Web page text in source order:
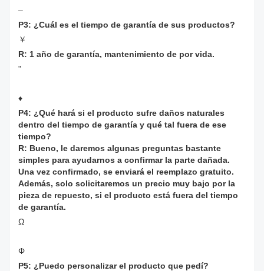
–
P3: ¿Cuál es el tiempo de garantía de sus productos?
￥
R: 1 año de garantía, mantenimiento de por vida.
"
♦
P4: ¿Qué hará si el producto sufre daños naturales
dentro del tiempo de garantía y qué tal fuera de ese
tiempo?
R: Bueno, le daremos algunas preguntas bastante
simples para ayudarnos a confirmar la parte dañada.
Una vez confirmado, se enviará el reemplazo gratuito.
Además, solo solicitaremos un precio muy bajo por la
pieza de repuesto, si el producto está fuera del tiempo
de garantía.
Ω
Φ
P5: ¿Puedo personalizar el producto que pedí?